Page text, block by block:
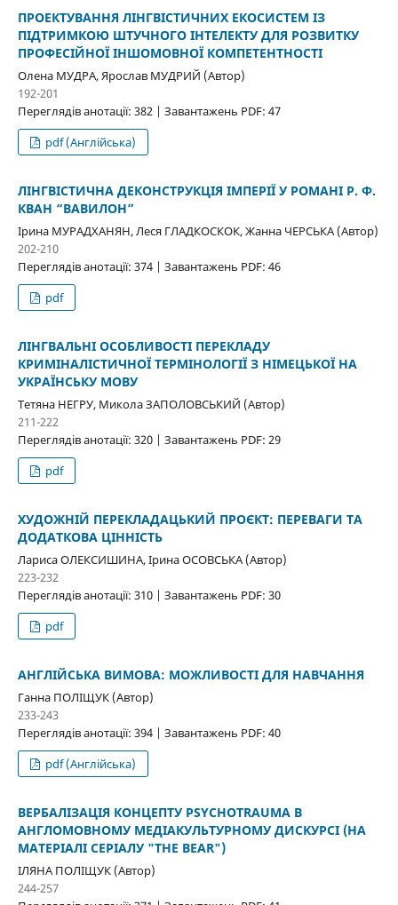
ПРОЕКТУВАННЯ ЛІНГВІСТИЧНИХ ЕКОСИСТЕМ ІЗ
ПІДТРИМКОЮ ШТУЧНОГО ІНТЕЛЕКТУ ДЛЯ РОЗВИТКУ
ПРОФЕСІЙНОЇ ІНШОМОВНОЇ КОМПЕТЕНТНОСТІ
Олена МУДРА, Ярослав МУДРИЙ (Автор)
192-201
Переглядів анотації: 382 | Завантажень PDF: 47
pdf (Англійська)
ЛІНГВІСТИЧНА ДЕКОНСТРУКЦІЯ ІМПЕРІЇ У РОМАНІ Р. Ф.
КВАН “ВАВИЛОН”
Ірина МУРАДХАНЯН, Леся ГЛАДКОСКОК, Жанна ЧЕРСЬКА (Автор)
202-210
Переглядів анотації: 374 | Завантажень PDF: 46
pdf
ЛІНГВАЛЬНІ ОСОБЛИВОСТІ ПЕРЕКЛАДУ
КРИМІНАЛІСТИЧНОЇ ТЕРМІНОЛОГІЇ З НІМЕЦЬКОЇ НА
УКРАЇНСЬКУ МОВУ
Тетяна НЕГРУ, Микола ЗАПОЛОВСЬКИЙ (Автор)
211-222
Переглядів анотації: 320 | Завантажень PDF: 29
pdf
ХУДОЖНІЙ ПЕРЕКЛАДАЦЬКИЙ ПРОЄКТ: ПЕРЕВАГИ ТА
ДОДАТКОВА ЦІННІСТЬ
Лариса ОЛЕКСИШИНА, Ірина ОСОВСЬКА (Автор)
223-232
Переглядів анотації: 310 | Завантажень PDF: 30
pdf
АНГЛІЙСЬКA ВИМОВA: МОЖЛИВОСТІ ДЛЯ НАВЧАННЯ
Ганна ПОЛІЩУК (Автор)
233-243
Переглядів анотації: 394 | Завантажень PDF: 40
pdf (Англійська)
ВЕРБАЛІЗАЦІЯ КОНЦЕПТУ PSYCHOTRAUMA В
АНГЛОМОВНОМУ МЕДІАКУЛЬТУРНОМУ ДИСКУРСІ (НА
МАТЕРІАЛІ СЕРІАЛУ "THE BEAR")
ІЛЯНА ПОЛІЩУК (Автор)
244-257